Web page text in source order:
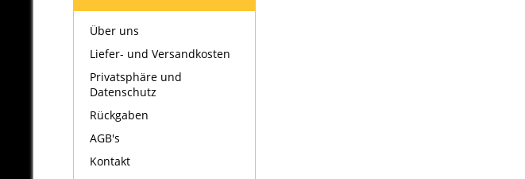
Über uns
Liefer- und Versandkosten
Privatsphäre und
Datenschutz
Rückgaben
AGB's
Kontakt